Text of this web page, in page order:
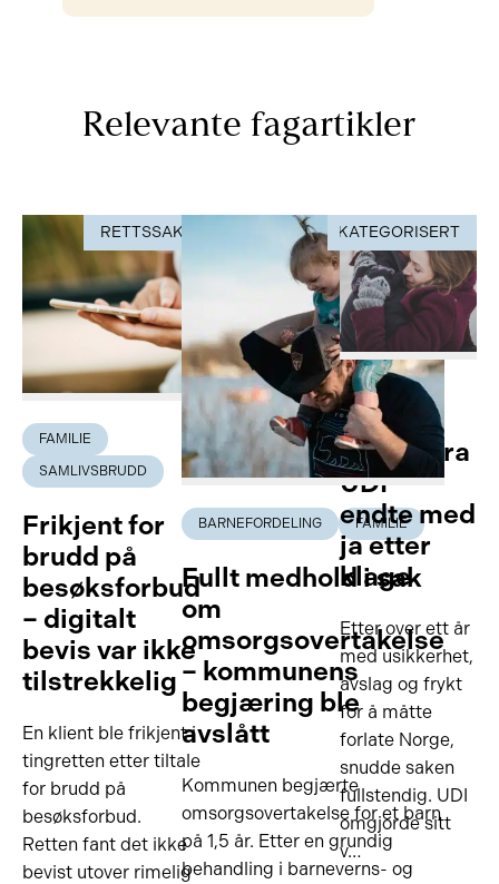
Relevante fagartikler
RETTSSAK
FAMILIE
SAMLIVSBRUDD
Frikjent for
brudd på
besøksforbud
– digitalt
bevis var ikke
tilstrekkelig
En klient ble frikjent i
tingretten etter tiltale
for brudd på
besøksforbud.
Retten fant det ikke
bevist utover rimelig
RETTSSAK
BARNEFORDELING FAMILIE
Fullt medhold i sak
om
omsorgsovertakelse
– kommunens
begjæring ble
avslått
Kommunen begjærte
omsorgsovertakelse for et barn
på 1,5 år. Etter en grundig
behandling i barneverns- og
UKATEGORISERT
FAMILIE
Avslag fra
UDI –
endte med
ja etter
klage
Etter over ett år
med usikkerhet,
avslag og frykt
for å måtte
forlate Norge,
snudde saken
fullstendig. UDI
omgjorde sitt
v…